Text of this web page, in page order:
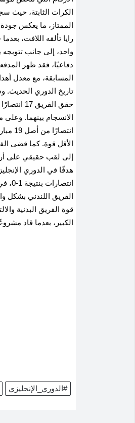
الممتاز، ما يعكس جودة
واحد، إلى جانب
تاريخ الدوري الحديث.
الانسجام بينهما.
الأقل قوة.
إلى لقب حقيقي على
هدفًا في الدوري
انتصارات بنتيجة 1-0، في دليل إضافي على قدرته على حسم المباريات الصعبة والخروج بالنقاط كاملة
قوة الفريق البدنية
الكبير، بعدما قاد
#الدوري_الإنجليزي